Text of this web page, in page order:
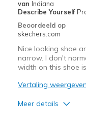
View On Shoes
van Indiana
Describe Yourself
Beoordeeld op
skechers.com
Nice looking shoe
narrow. I don't
width on this shoe
Vertaling weergeven
Meer details